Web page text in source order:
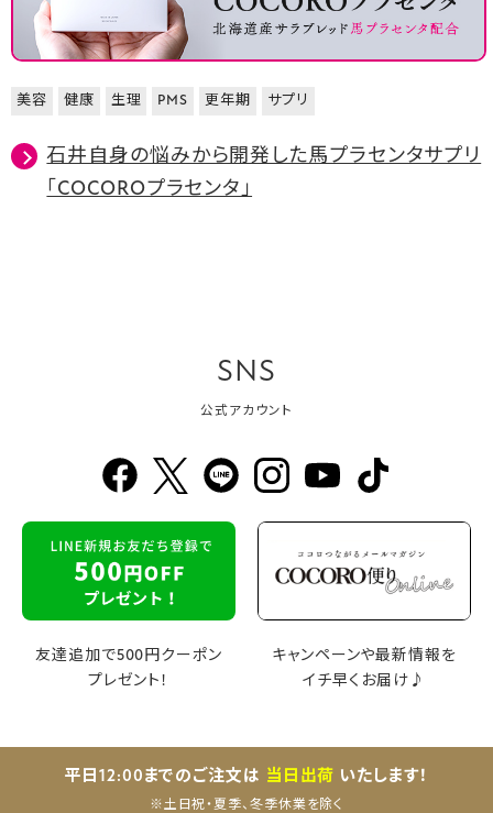
美容 健康 生理 PMS 更年期 サプリ
石井自身の悩みから開発した馬プラセンタサプリ
「COCOROプラセンタ」
SNS
公式アカウント
友達追加で500円クーポン
プレゼント！
キャンペーンや最新情報を
イチ早くお届け♪
平日12:00までのご注文は 当日出荷 いたします！
※土日祝・夏季、冬季休業を除く